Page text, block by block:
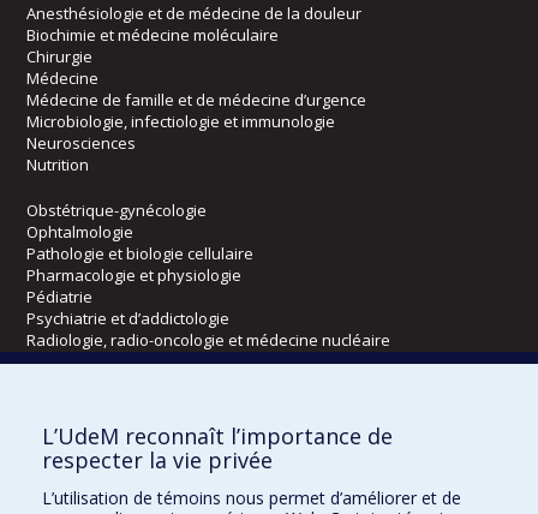
Anesthésiologie et de médecine de la douleur
Biochimie et médecine moléculaire
Chirurgie
Médecine
Médecine de famille et de médecine d’urgence
Microbiologie, infectiologie et immunologie
Neurosciences
Nutrition
Obstétrique-gynécologie
Ophtalmologie
Pathologie et biologie cellulaire
Pharmacologie et physiologie
Pédiatrie
Psychiatrie et d’addictologie
Radiologie, radio-oncologie et médecine nucléaire
Kinésiologie et des sciences de l’activité physique
Orthophonie et audiologie
Réadaptation
L’UdeM reconnaît l’importance de
respecter la vie privée
L’utilisation de témoins nous permet d’améliorer et de